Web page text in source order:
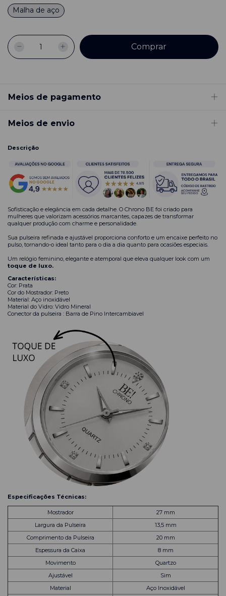
Malha de aço
Meios de pagamento
Meios de envio
Descrição
Sofisticação e elegância em cada detalhe. O Chrono BE foi criado para
mulheres que valorizam acessórios marcantes, capazes de transformar
qualquer produção com charme e personalidade.
Sua pulseira refinada e ajustável proporciona conforto e um encaixe perfeito no
pulso, tornando-o ideal tanto para o dia a dia quanto para ocasiões especiais.
Um relógio feminino, elegante e atemporal que eleva qualquer look com um
toque de luxo.
Características:
Cor: Prata
Cor do Mostrador: Preto
Material: Aço inoxidável
Material do Vidro: Vidro Mineral
Conector da pulseira : Barra de Pino Intercambiavel
Especificações Técnicas:
Mostrador
27 mm
Largura da Pulseira
13,5 mm
Comprimento da Pulseira
20 mm
Espessura da Caixa
8 mm
Movimento
Quartzo
Ajustável
Sim
Material
Aço Inoxidável